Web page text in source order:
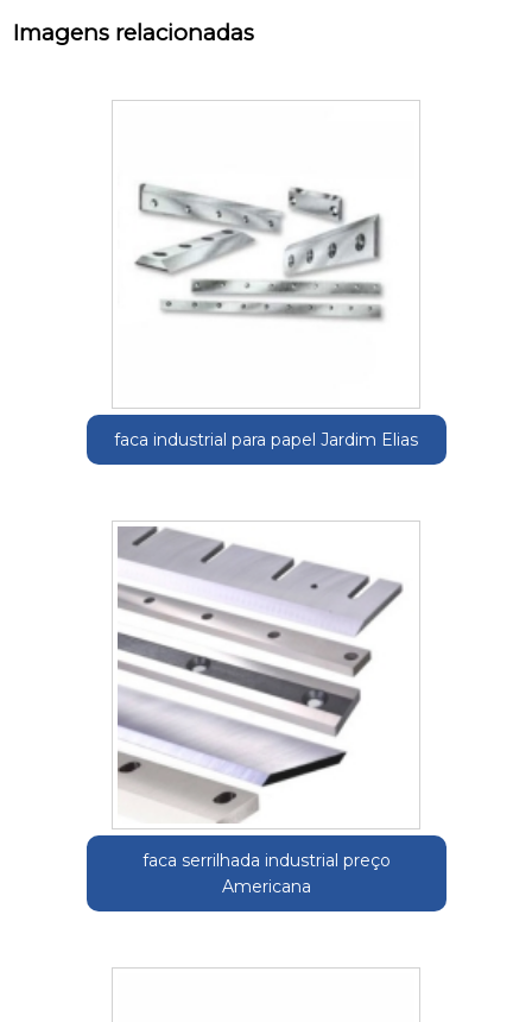
Imagens relacionadas
faca industrial para papel Jardim Elias
faca serrilhada industrial preço
Americana